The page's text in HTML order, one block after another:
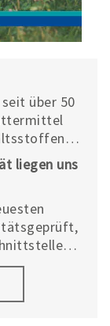
über 50
zum
liegen uns
ist es
der